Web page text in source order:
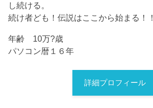
し続ける。
続け者ども！伝説はここから始まる！！
年齢 10万?歳
パソコン暦１６年
詳細プロフィール